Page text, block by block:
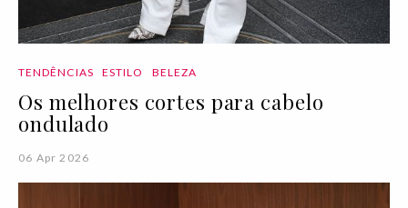
TENDÊNCIAS ESTILO BELEZA
Os melhores cortes para cabelo
ondulado
06 Apr 2026